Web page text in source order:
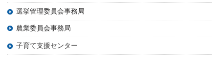
選挙管理委員会事務局
農業委員会事務局
子育て支援センター